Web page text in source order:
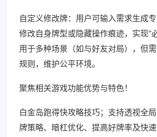
自定义修改牌：用户可输入需求生成专
修改自身牌型或隐藏操作痕迹，实现“
用于多种场景（如与好友对局），但
规则，维护公平环境。
聚焦相关游戏功能优势与特色！
白金岛跑得快攻略技巧；支持透视全
牌策略、暗杠优化、提高好牌率及快速